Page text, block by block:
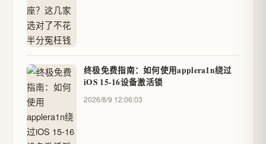
终极免费指南：如何使用applera1n绕过
iOS 15-16设备激活锁
2026/8/9 12:06:03